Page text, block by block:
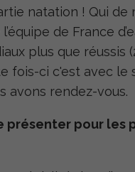
natation ! Qui de
de France
plus que réussis
fois-ci c'est avec
avons rendez-vous.
présenter pour les